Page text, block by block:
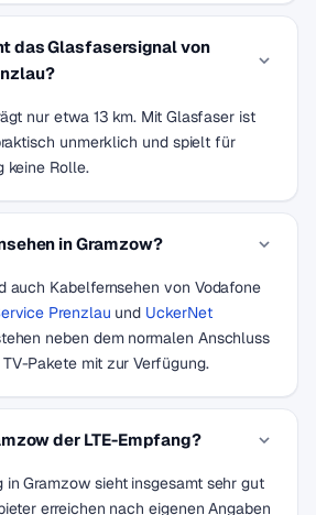
das Glasfasersignal von
nur etwa 13 km. Mit Glasfaser ist
unmerklich und spielt für
keine Rolle.
in Gramzow?
auch Kabelfernsehen von Vodafone
Prenzlau und UckerNet
neben dem normalen Anschluss
Pakete mit zur Verfügung.
der LTE-Empfang?
in Gramzow sieht insgesamt sehr gut
erreichen nach eigenen Angaben